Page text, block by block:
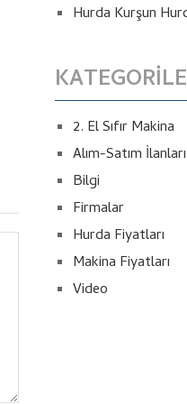
Hurda Kurşun
2. El Sıfır Makina
Alım-Satım İlanları
Bilgi
Firmalar
Hurda Fiyatları
Makina Fiyatları
Video